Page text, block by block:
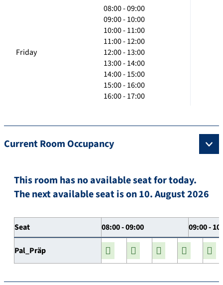
Friday
08:00 - 09:00
09:00 - 10:00
10:00 - 11:00
11:00 - 12:00
12:00 - 13:00
13:00 - 14:00
14:00 - 15:00
15:00 - 16:00
16:00 - 17:00
Current Room Occupancy
This room has no available seat for today.
The next available seat is on 10. August 2026
Seat 08:00 - 09:00 09:00 -
Pal_Präp